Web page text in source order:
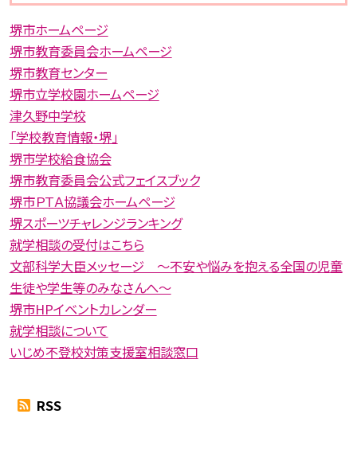
堺市ホームページ
堺市教育委員会ホームページ
堺市教育センター
堺市立学校園ホームページ
津久野中学校
「学校教育情報・堺」
堺市学校給食協会
堺市教育委員会公式フェイスブック
堺市ＰＴＡ協議会ホームページ
堺スポーツチャレンジランキング
就学相談の受付はこちら
文部科学大臣メッセージ 〜不安や悩みを抱える全国の児童
生徒や学生等のみなさんへ〜
堺市HPイベントカレンダー
就学相談について
いじめ不登校対策支援室相談窓口
RSS